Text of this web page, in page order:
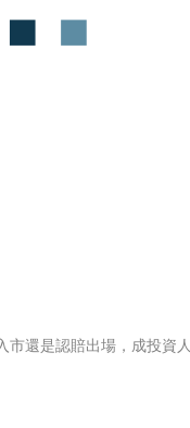
市還是認賠出場，成投資